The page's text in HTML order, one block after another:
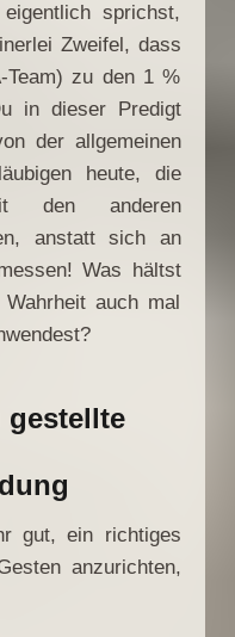
sprichst,
Zweifel, dass
Team) zu den 1 %
in dieser Predigt
der allgemeinen
heute, die
den anderen
anstatt sich an
Was hältst
auch mal
gestellte
gut, ein richtiges
anzurichten,